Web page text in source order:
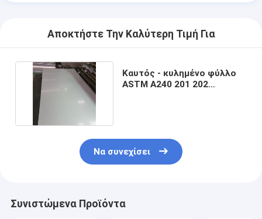
Αποκτήστε Την Καλύτερη Τιμή Για
Καυτός - κυλημένο φύλλο
ASTM A240 201 202
Να συνεχίσει
Συνιστώμενα Προϊόντα